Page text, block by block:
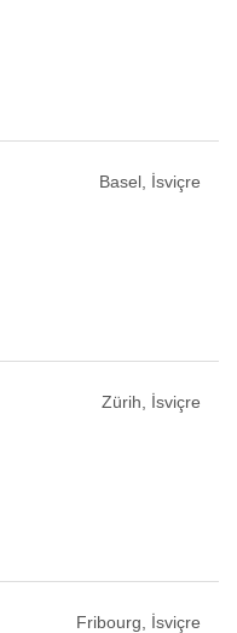
Basel, İsviçre
Zürih, İsviçre
Fribourg, İsviçre